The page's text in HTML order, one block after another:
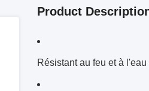
Product
Résistant au feu et à